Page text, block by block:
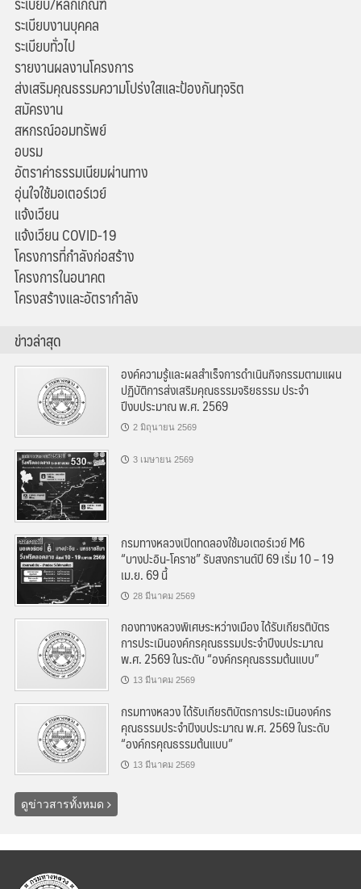
ระเบียบงานบุคคล
ระเบียบทั่วไป
รายงานผลงานโครงการ
ส่งเสริมคุณธรรมความโปร่งใสและป้องกันทุจริต
สมัครงาน
สหกรณ์ออมทรัพย์
อบรม
อัตราค่าธรรมเนียมผ่านทาง
อุ่นใจใช้มอเตอร์เวย์
แจ้งเวียน
แจ้งเวียน COVID-19
โครงการที่กำลังก่อสร้าง
โครงการในอนาคต
โครงสร้างและอัตรากำลัง
ข่าวล่าสุด
องค์ความรู้และผลสำเร็จการดำเนินกิจกรรมตามแผน
ปฏิบัติการส่งเสริมคุณธรรมจริยธรรม ประจำ
ปีงบประมาณ พ.ศ. 2569
2 มิถุนายน 2569
3 เมษายน 2569
กรมทางหลวงเปิดทดลองใช้มอเตอร์เวย์ M6
“บางปะอิน-โคราช” รับสงกรานต์ปี 69 เริ่ม 10 – 19
เม.ย. 69 นี้
28 มีนาคม 2569
กองทางหลวงพิเศษระหว่างเมือง ได้รับเกียรติบัตร
การประเมินองค์กรคุณธรรมประจำปีงบประมาณ
พ.ศ. 2569 ในระดับ “องค์กรคุณธรรมต้นแบบ”
13 มีนาคม 2569
กรมทางหลวง ได้รับเกียรติบัตรการประเมินองค์กร
คุณธรรมประจำปีงบประมาณ พ.ศ. 2569 ในระดับ
“องค์กรคุณธรรมต้นแบบ”
13 มีนาคม 2569
ดูข่าวสารทั้งหมด